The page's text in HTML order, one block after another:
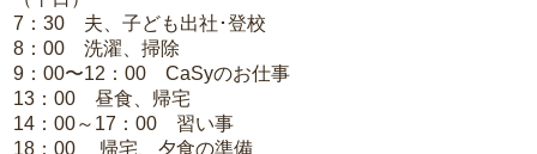
7：30 夫、子ども出社･登校
8：00 洗濯、掃除
9：00〜12：00 CaSyのお仕事
13：00 昼食、帰宅
14：00～17：00 習い事
18：00 帰宅、夕食の準備